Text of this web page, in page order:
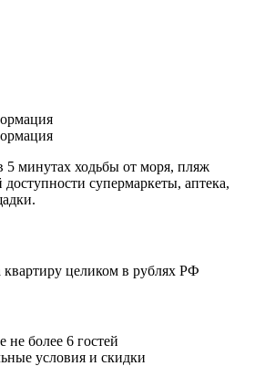
5 минутах ходьбы от моря, пляж
супермаркеты, аптека,
квартиру целиком в рублях РФ
более 6 гостей
условия и скидки